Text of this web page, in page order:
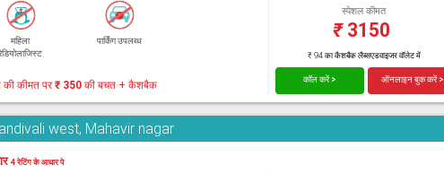
महिला
पार्किंग उपलब्ध
स्पेशल कीमत
₹3150
₹ 94 का कैशबैक लैब्सएडवाइजर वॉलेट में
की कीमत पर₹ 350 की बचत + कैशबैक कॉल करें > ऑनलाइन बुक करें >
west, Mahavir nagar
4 रेटिंग के आधार पे